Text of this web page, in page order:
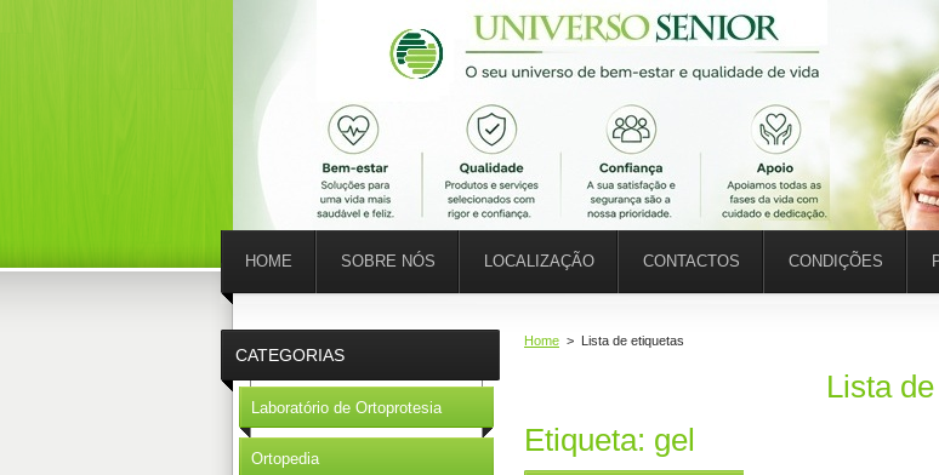
Home > Lista de etiquetas
Lista
Etiqueta: gel
CATEGORIAS
Laboratório de Ortoprotesia
Ortopedia
HOME SOBRE NÓS LOCALIZAÇÃO CONTACTOS CONDIÇÕES